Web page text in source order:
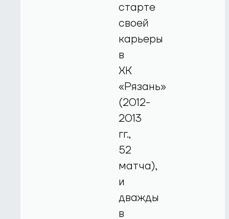
старте
своей
карьеры
в
ХК
«Рязань»
(2012-
2013
гг.,
52
матча),
и
дважды
в